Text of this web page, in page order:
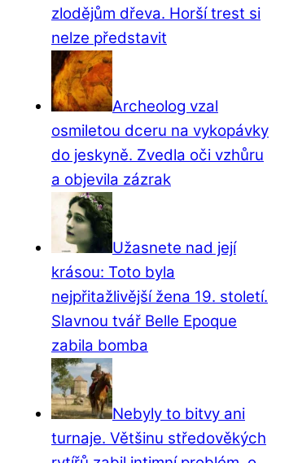
zlodějům dřeva. Horší trest si
nelze představit
Archeolog vzal
osmiletou dceru na vykopávky
do jeskyně. Zvedla oči vzhůru
a objevila zázrak
Užasnete nad její
krásou: Toto byla
nejpřitažlivější žena 19. století.
Slavnou tvář Belle Epoque
zabila bomba
Nebyly to bitvy ani
turnaje. Většinu středověkých